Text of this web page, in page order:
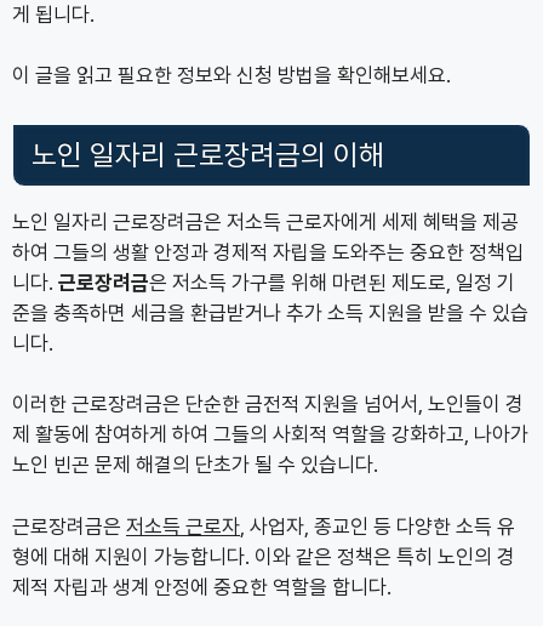
게 됩니다.
이 글을 읽고 필요한 정보와 신청 방법을 확인해보세요.
노인 일자리 근로장려금의 이해
노인 일자리 근로장려금은 저소득 근로자에게 세제 혜택을 제공
하여 그들의 생활 안정과 경제적 자립을 도와주는 중요한 정책입
니다. 근로장려금은 저소득 가구를 위해 마련된 제도로, 일정 기
준을 충족하면 세금을 환급받거나 추가 소득 지원을 받을 수 있습
니다.
이러한 근로장려금은 단순한 금전적 지원을 넘어서, 노인들이 경
제 활동에 참여하게 하여 그들의 사회적 역할을 강화하고, 나아가
노인 빈곤 문제 해결의 단초가 될 수 있습니다.
근로장려금은 저소득 근로자 , 사업자, 종교인 등 다양한 소득 유
형에 대해 지원이 가능합니다. 이와 같은 정책은 특히 노인의 경
제적 자립과 생계 안정에 중요한 역할을 합니다.